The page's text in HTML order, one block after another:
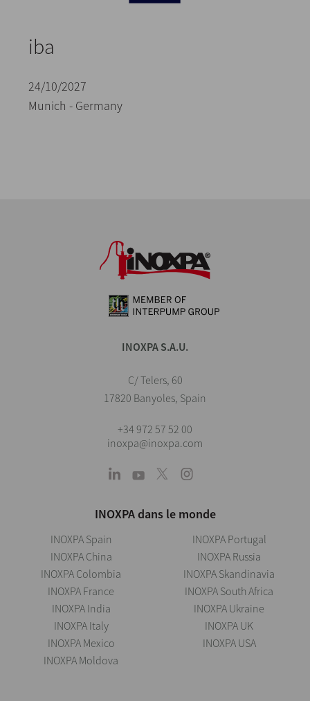
iba
24/10/2027
Munich - Germany
INOXPA S.A.U.
C/ Telers, 60
17820 Banyoles, Spain
+34 972 57 52 00
inoxpa@inoxpa.com
INOXPA dans le monde
INOXPA Spain
INOXPA China
INOXPA Colombia
INOXPA France
INOXPA India
INOXPA Italy
INOXPA Mexico
INOXPA Moldova
INOXPA Portugal
INOXPA Russia
INOXPA Skandinavia
INOXPA South Africa
INOXPA Ukraine
INOXPA UK
INOXPA USA